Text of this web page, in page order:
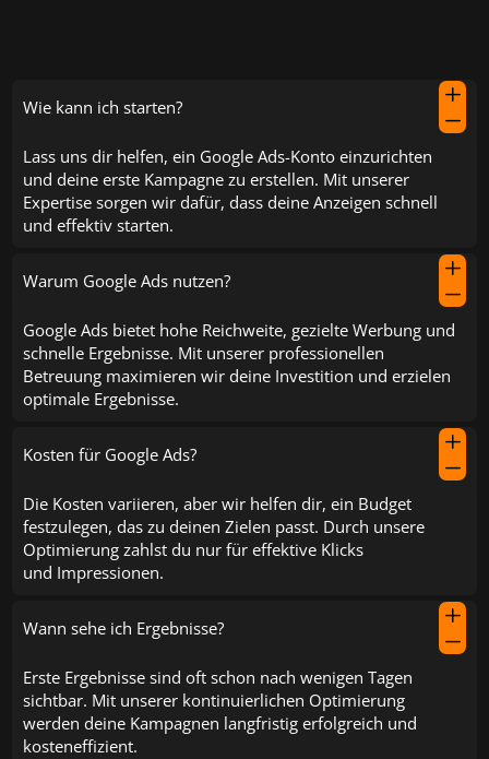
Wie kann ich starten?
L
K
Lass uns dir helfen, ein Google Ads-Konto einzurichten
und deine erste Kampagne zu erstellen. Mit unserer
Expertise sorgen wir dafür, dass deine Anzeigen schnell
und effektiv starten.
Warum Google Ads nutzen?
L
K
Google Ads bietet hohe Reichweite, gezielte Werbung und
schnelle Ergebnisse. Mit unserer professionellen
Betreuung maximieren wir deine Investition und erzielen
optimale Ergebnisse.
Kosten für Google Ads?
L
K
Die Kosten variieren, aber wir helfen dir, ein Budget
festzulegen, das zu deinen Zielen passt. Durch unsere
Optimierung zahlst du nur für effektive Klicks
und Impressionen.
Wann sehe ich Ergebnisse?
L
K
Erste Ergebnisse sind oft schon nach wenigen Tagen
sichtbar. Mit unserer kontinuierlichen Optimierung
werden deine Kampagnen langfristig erfolgreich und
kosteneffizient.